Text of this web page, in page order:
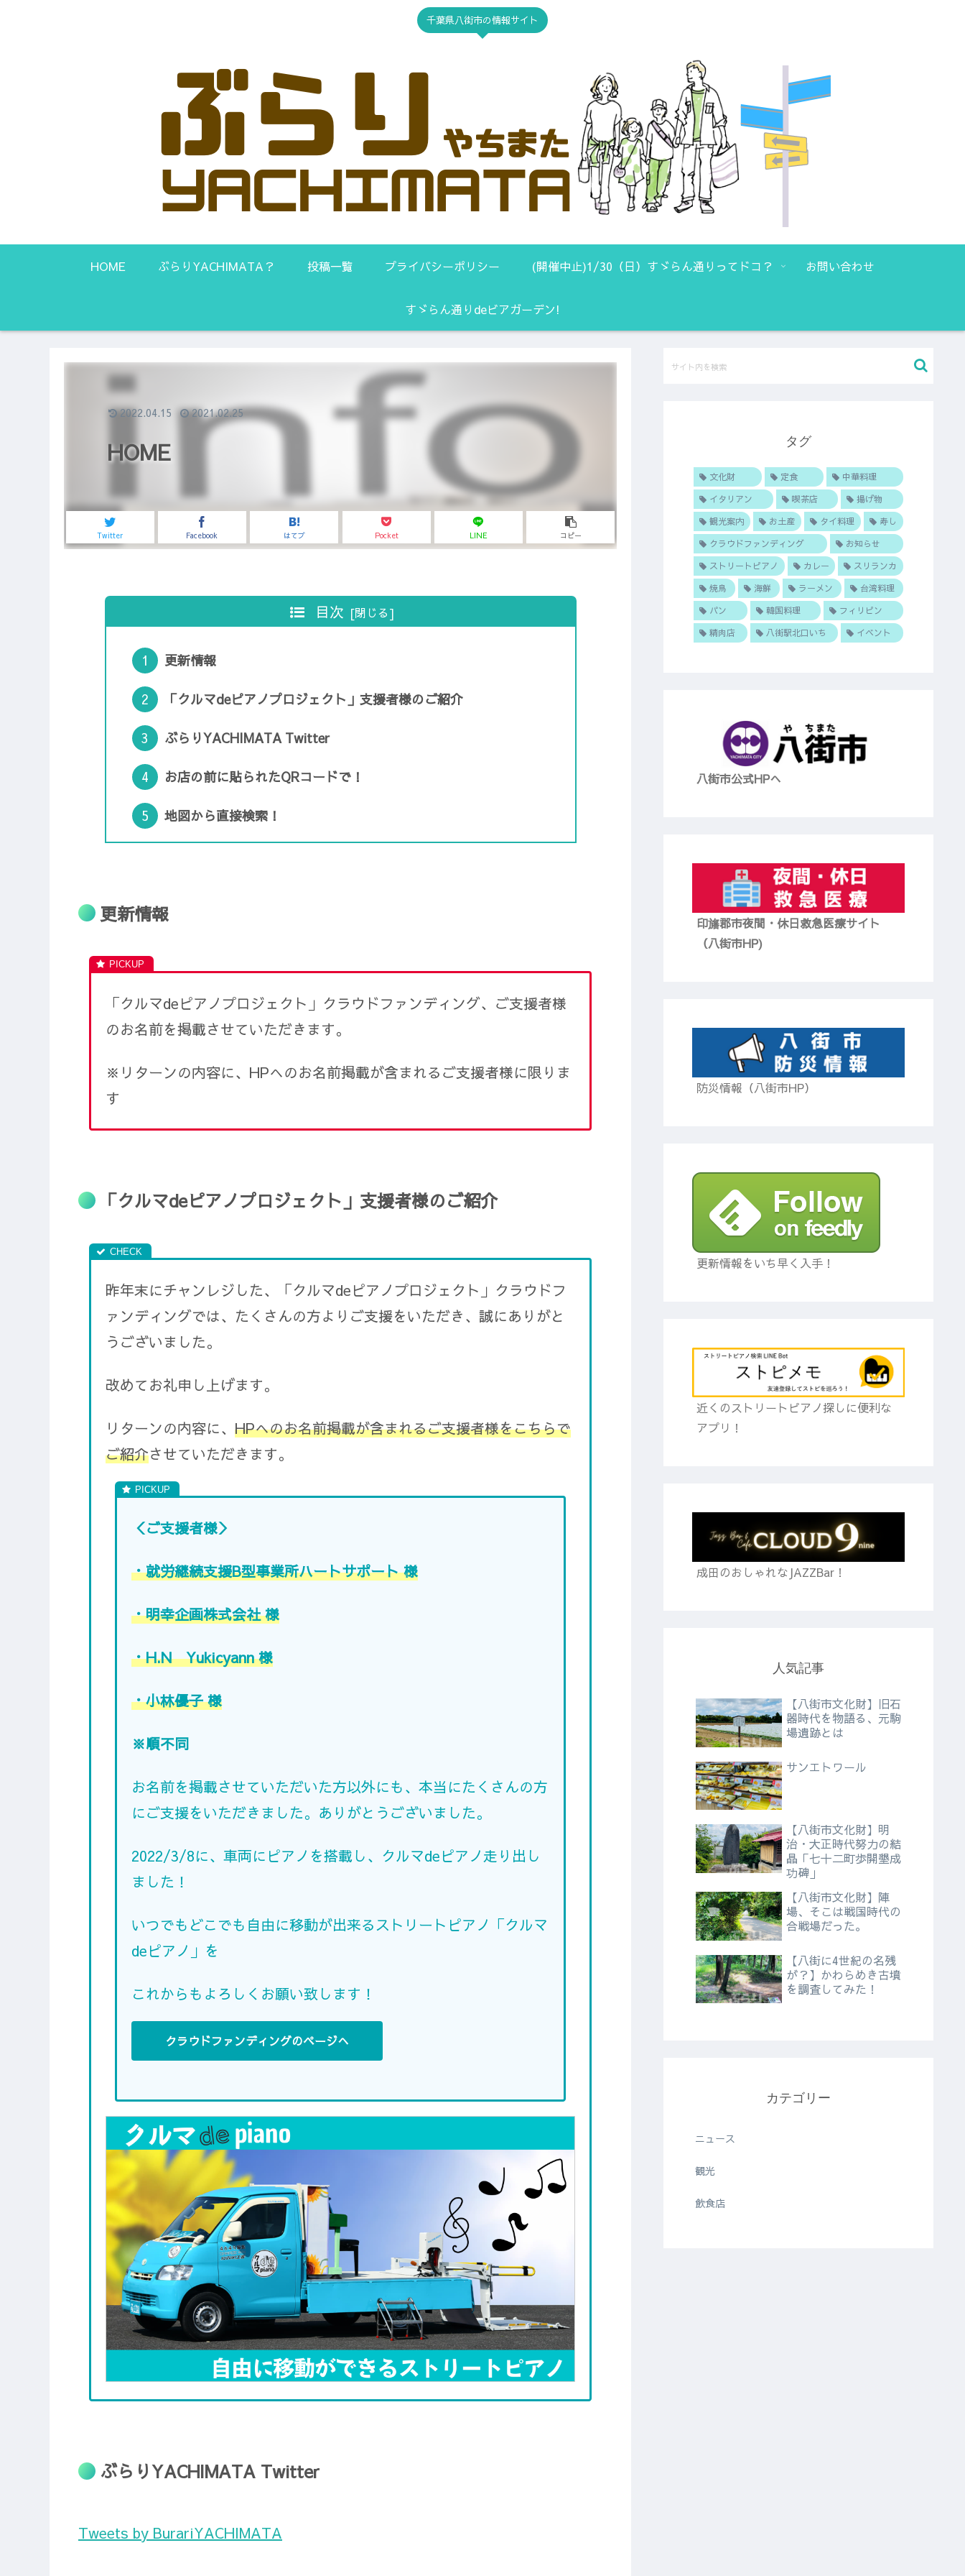
千葉県八街市の情報サイト
HOME ぶらりYACHIMATA？ 投稿一覧 プライバシーポリシー (開催中止)1/30（日）すゞらん通りってドコ？ お問い合わせ
すゞらん通りdeビアガーデン!
HOME
Twitter Facebook はてブ Pocket LINE コピー
2022.04.15 2021.02.25
目次
更新情報
「クルマdeピアノプロジェクト」支援者様のご紹介
ぶらりYACHIMATA Twitter
お店の前に貼られたQRコードで！
地図から直接検索！
更新情報
「クルマdeピアノプロジェクト」クラウドファンディング、ご支援者様
のお名前を掲載させていただきます。
※リターンの内容に、HPへのお名前掲載が含まれるご支援者様に限りま
す
「クルマdeピアノプロジェクト」支援者様のご紹介
昨年末にチャンレジした、「クルマdeピアノプロジェクト」クラウドフ
ァンディングでは、たくさんの方よりご支援をいただき、誠にありがと
うございました。
改めてお礼申し上げます。
リターンの内容に、 HPへのお名前掲載が含まれるご支援者様をこちらで
ご紹介させていただきます。
＜ご支援者様＞
・就労継続支援B型事業所ハートサポート 様
・明幸企画株式会社 様
・H.N Yukicyann 様
・小林優子 様
※順不同
お名前を掲載させていただいた方以外にも、本当にたくさんの方
にご支援をいただきました。ありがとうございました。
2022/3/8に、車両にピアノを搭載し、クルマdeピアノ走り出し
ました！
いつでもどこでも自由に移動が出来るストリートピアノ「クルマ
deピアノ」を
これからもよろしくお願い致します！
クラウドファンディングのページへ
ぶらりYACHIMATA Twitter
Tweets by BurariYACHIMATA
タグ
文化財 定食
中華料理
イタリアン
喫茶店
揚げ物
観光案内
お土産 タイ料理
寿し
クラウドファンディング
お知らせ
ストリートピアノ
カレー
スリランカ
焼鳥
海鮮 ラーメン
台湾料理
パン
韓国料理
フィリピン
精肉店
八街駅北口いち イベント
八街市公式HPへ
印旛郡市夜間・休日救急医療サイト
（八街市HP)
防災情報（八街市HP）
更新情報をいち早く入手！
近くのストリートピアノ探しに便利な
アプリ！
成田のおしゃれなJAZZBar！
人気記事
【八街市文化財】旧石
器時代を物語る、元駒
場遺跡とは
サンエトワール
【八街市文化財】明
治・大正時代努力の結
晶「七十二町歩開墾成
功碑」
【八街市文化財】陣
場、そこは戦国時代の
合戦場だった。
【八街に4世紀の名残
が？】かわらめき古墳
を調査してみた！
カテゴリー
ニュース
観光
飲食店